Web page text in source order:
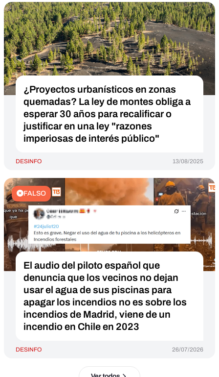
¿Proyectos urbanísticos en zonas
quemadas? La ley de montes obliga a
esperar 30 años para recalificar o
justificar en una ley "razones
imperiosas de interés público"
DESINFO 13/08/2025
FALSO
El audio del piloto español que
denuncia que los vecinos no dejan
usar el agua de sus piscinas para
apagar los incendios no es sobre los
incendios de Madrid, viene de un
incendio en Chile en 2023
DESINFO 26/07/2026